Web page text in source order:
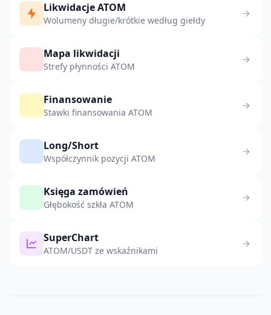
Likwidacje ATOM
Wolumeny długie/krótkie według giełdy
Mapa likwidacji
Strefy płynności ATOM
Finansowanie
Stawki finansowania ATOM
Long/Short
Współczynnik pozycji ATOM
Księga zamówień
Głębokość szkła ATOM
SuperChart
ATOM/USDT ze wskaźnikami